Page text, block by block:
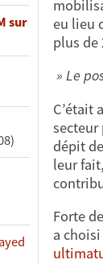
sur
eu lieu
plus de
» Le
C’était
secteur
dépit
leur
Forte
a